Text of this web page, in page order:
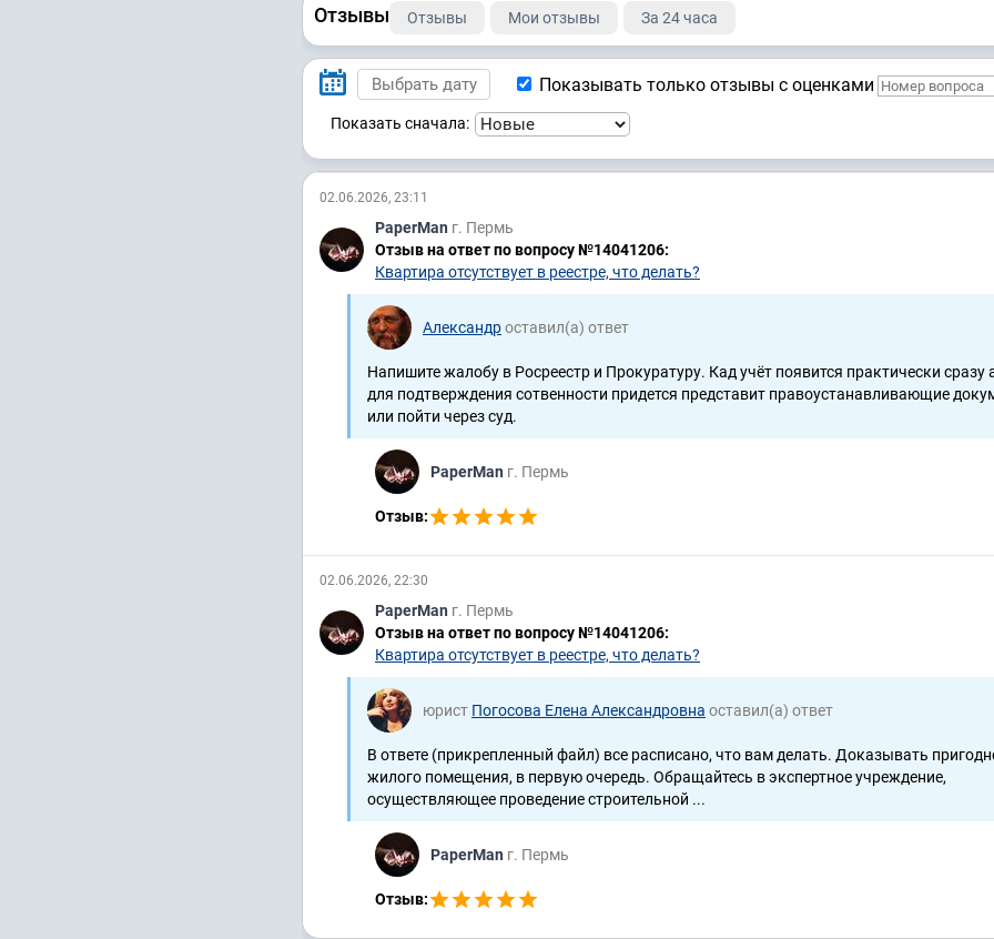
Отзывы Отзывы Мои отзывы За 24 часа
Показывать только отзывы с оценками
Показать сначала:
02.06.2026, 23:11
PaperMan г. Пермь
Отзыв на ответ по вопросу №14041206:
Квартира отсутствует в реестре, что делать?
Александроставил(а) ответ
Напишите жалобу в Росреестр и Прокуратуру. Кад учёт появится практически сразу
для подтверждения сотвенности придется представит правоустанавливающие
или пойти через суд.
PaperMan г. Пермь
Отзыв:
02.06.2026, 22:30
PaperMan г. Пермь
Отзыв на ответ по вопросу №14041206:
Квартира отсутствует в реестре, что делать?
юрист Погосова Елена Александровна оставил(а) ответ
В ответе (прикрепленный файл) все расписано, что вам делать. Доказывать
жилого помещения, в первую очередь. Обращайтесь в экспертное учреждение,
осуществляющее проведение строительной ...
PaperMan г. Пермь
Отзыв: